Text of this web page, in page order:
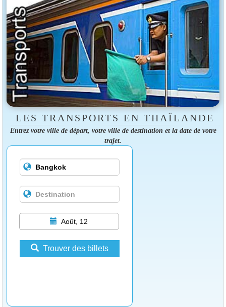
LES TRANSPORTS EN THAÏLANDE
Entrez votre ville de départ, votre ville de destination et la date de votre
trajet.
Août, 12
Trouver des billets